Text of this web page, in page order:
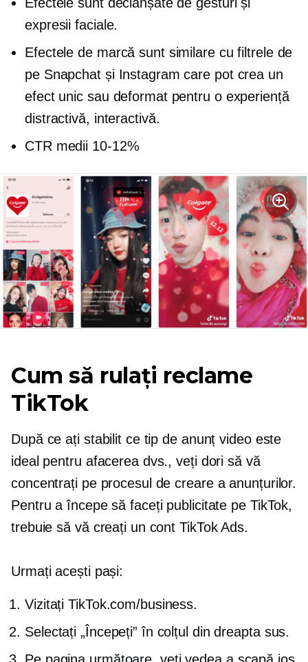
expresii faciale.
Efectele de marcă sunt similare cu filtrele de
pe Snapchat și Instagram care pot crea un
efect unic sau deformat pentru o experiență
distractivă, interactivă.
CTR medii 10-12%
Cum să rulați reclame
TikTok
După ce ați stabilit ce tip de anunț video este
ideal pentru afacerea dvs., veți dori să vă
concentrați pe procesul de creare a anunțurilor.
Pentru a începe să faceți publicitate pe TikTok,
trebuie să vă creați un cont TikTok Ads.
Urmați acești pași:
Vizitați TikTok.com/business.
Selectați „Începeți” în colțul din dreapta sus.
Pe pagina următoare, veți vedea a scapă jos